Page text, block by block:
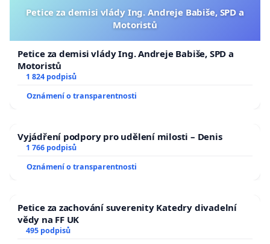
Petice za demisi vlády Ing. Andreje Babiše, SPD a
Motoristů
Petice za demisi vlády Ing. Andreje Babiše, SPD a
Motoristů
1 824 podpisů
Oznámení o transparentnosti
Vyjádření podpory pro udělení milosti – Denis
1 766 podpisů
Oznámení o transparentnosti
Petice za zachování suverenity Katedry divadelní
vědy na FF UK
495 podpisů